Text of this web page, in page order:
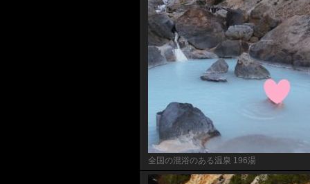
全国の混浴のある温泉 196湯